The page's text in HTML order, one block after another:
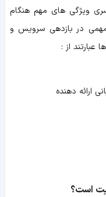
ویژگی های مهم هنگام
در بازدهی سرویس و
از :
ارائه دهنده
است؟